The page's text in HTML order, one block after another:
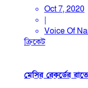
Oct 7, 2020
|
Voice Of
ক্রিকেট
মেসির রেকর্ডের